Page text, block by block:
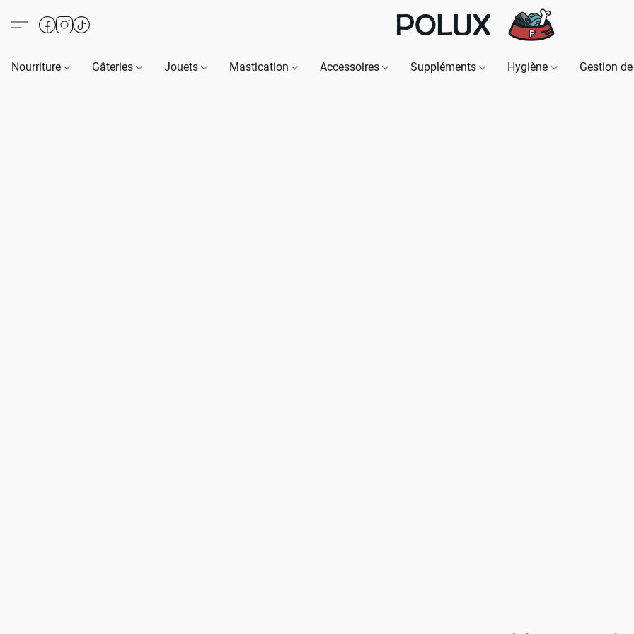
Nourriture Gâteries Jouets Mastication Accessoires Suppléments Hygiène Gestion